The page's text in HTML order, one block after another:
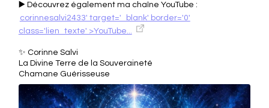
▶️ Découvrez également ma chaîne YouTube :
corinnesalvi2433' target='_blank' border='0'
class='lien_texte' >YouTube...
✨ Corinne Salvi
La Divine Terre de la Souveraineté
Chamane Guérisseuse